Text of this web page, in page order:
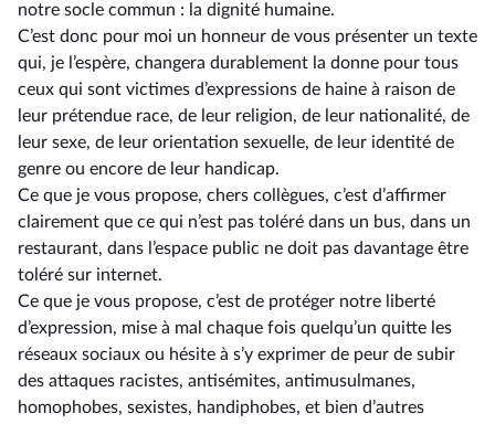
notre socle commun : la dignité humaine.
C’est donc pour moi un honneur de vous présenter un texte
qui, je l’espère, changera durablement la donne pour tous
ceux qui sont victimes d’expressions de haine à raison de
leur prétendue race, de leur religion, de leur nationalité, de
leur sexe, de leur orientation sexuelle, de leur identité de
genre ou encore de leur handicap.
Ce que je vous propose, chers collègues, c’est d’affirmer
clairement que ce qui n’est pas toléré dans un bus, dans un
restaurant, dans l’espace public ne doit pas davantage être
toléré sur internet.
Ce que je vous propose, c’est de protéger notre liberté
d’expression, mise à mal chaque fois quelqu’un quitte les
réseaux sociaux ou hésite à s’y exprimer de peur de subir
des attaques racistes, antisémites, antimusulmanes,
homophobes, sexistes, handiphobes, et bien d’autres